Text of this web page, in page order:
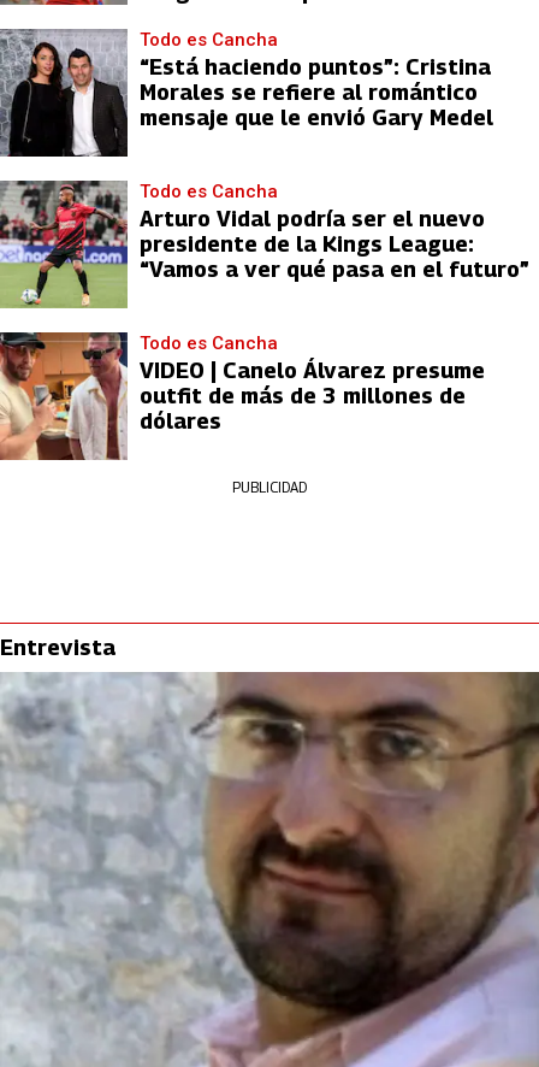
Todo es Cancha
“Está haciendo puntos”: Cristina
Morales se refiere al romántico
mensaje que le envió Gary Medel
Todo es Cancha
Arturo Vidal podría ser el nuevo
presidente de la Kings League:
“Vamos a ver qué pasa en el futuro”
Todo es Cancha
VIDEO | Canelo Álvarez presume
outfit de más de 3 millones de
dólares
PUBLICIDAD
Entrevista